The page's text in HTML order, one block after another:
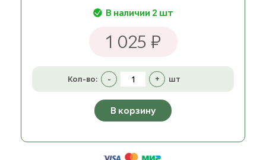
В наличии 2 шт
1 025 ₽
Кол-во: - + шт
В корзину